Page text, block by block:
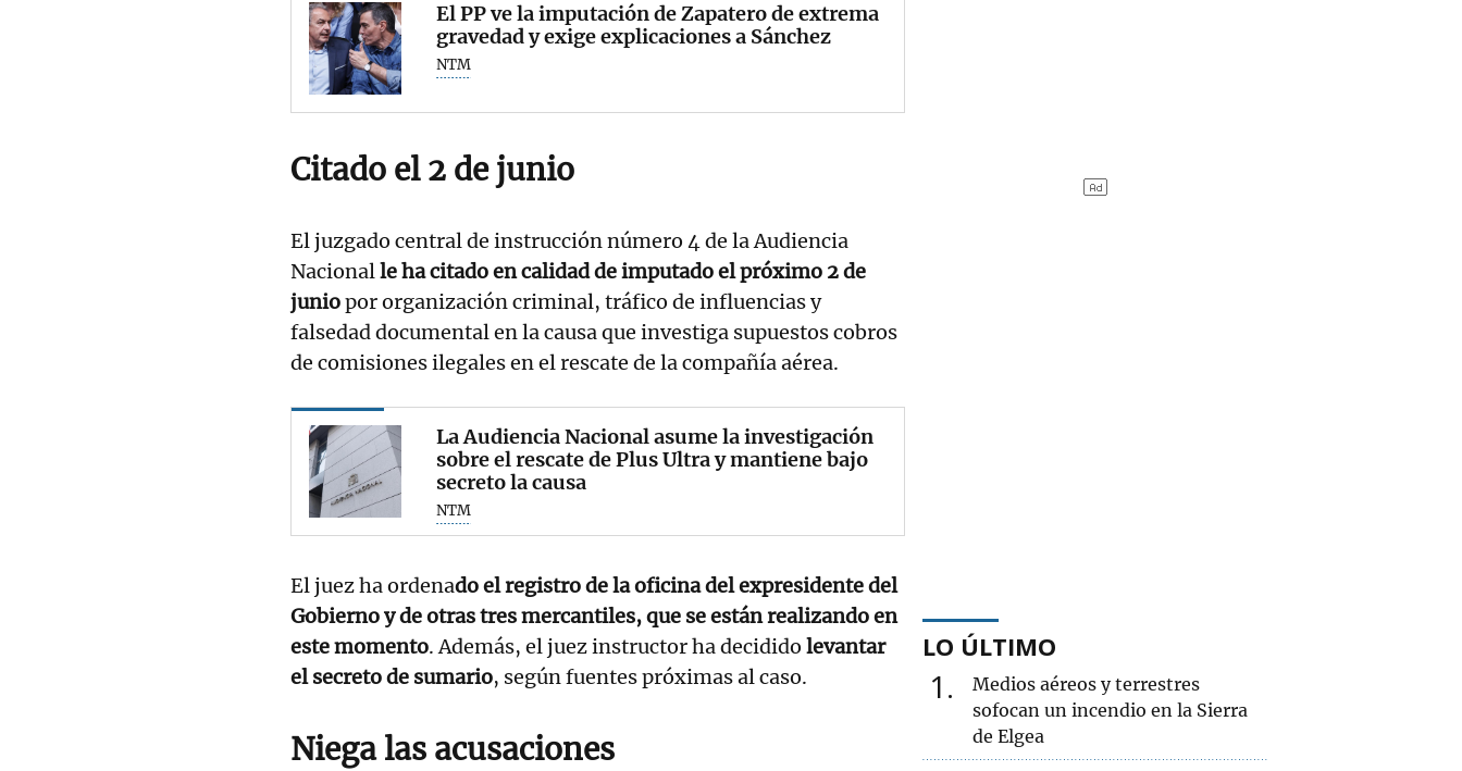
El PP ve la imputación de Zapatero de extrema
gravedad y exige explicaciones a Sánchez
NTM
Citado el 2 de junio
El juzgado central de instrucción número 4 de la Audiencia
Nacionalle ha citado en calidad de imputado el próximo 2 de
juniopor organización criminal, tráfico de influencias y
falsedad documental en la causa que investiga supuestos cobros
de comisiones ilegales en el rescate de la compañía aérea.
La Audiencia Nacional asume la investigación
sobre el rescate de Plus Ultra y mantiene bajo
secreto la causa
NTM
El juez ha ordenado el registro de la oficina del expresidente del
Gobierno y de otras tres mercantiles, que se están realizando en
este momento. Además, el juez instructor ha decidido levantar
el secreto de sumario, según fuentes próximas al caso.
Niega las acusaciones
LO ÚLTIMO
1
Medios aéreos y terrestres
sofocan un incendio en la Sierra
de Elgea